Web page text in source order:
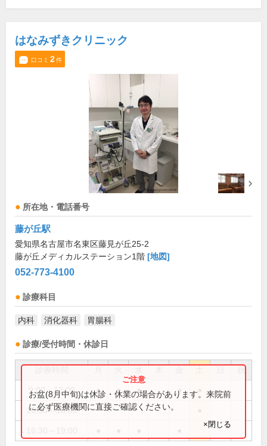
はなみずきクリニック
口コミ 2件
所在地・電話番号
藤が丘駅
愛知県名古屋市名東区藤見が丘25-2
藤が丘メディカルステーション1階 [地図]
052-773-4100
診療科目
内科 消化器科 胃腸科
診療/受付時間・休診日
祝
9:00～12:00 ● ● ● ●
16:30～18:00
お盆(8月中旬)は休診・休業の場合があります。来院前
に必ず医療機関に直接ご確認ください。
×閉じる